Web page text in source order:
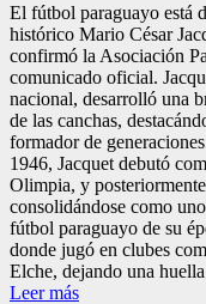
El fútbol paraguayo está
histórico Mario César
confirmó la Asociación
comunicado oficial.
nacional, desarrolló una
de las canchas,
formador de
1946, Jacquet debutó
Olimpia, y
consolidándose como
fútbol paraguayo de su
donde jugó en clubes
Elche, dejando una
Leer más